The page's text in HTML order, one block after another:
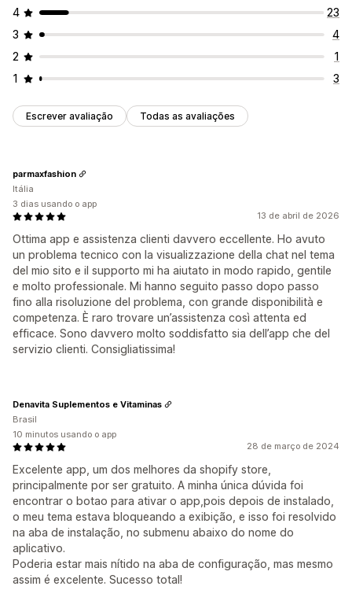
Páginas de produtos
4
23
3
4
2
1
1
3
Escrever avaliação Todas as avaliações
13 de abril de 2026
Ottima app e assistenza clienti davvero eccellente. Ho avuto
un problema tecnico con la visualizzazione della chat nel tema
del mio sito e il supporto mi ha aiutato in modo rapido, gentile
e molto professionale. Mi hanno seguito passo dopo passo
fino alla risoluzione del problema, con grande disponibilità e
competenza. È raro trovare un’assistenza così attenta ed
efficace. Sono davvero molto soddisfatto sia dell’app che del
servizio clienti. Consigliatissima!
parmaxfashion
Itália
3 dias usando o app
28 de março de 2024
Excelente app, um dos melhores da shopify store,
principalmente por ser gratuito. A minha única dúvida foi
encontrar o botao para ativar o app,pois depois de instalado,
o meu tema estava bloqueando a exibição, e isso foi resolvido
na aba de instalação, no submenu abaixo do nome do
aplicativo.
Poderia estar mais nítido na aba de configuração, mas mesmo
assim é excelente. Sucesso total!
Denavita Suplementos e Vitaminas
Brasil
10 minutos usando o app